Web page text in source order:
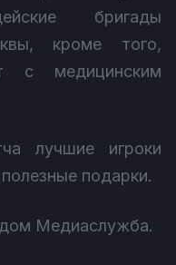
бригады
кроме того,
с медицинским
лучшие игроки
подарки.
Медиаслужба.